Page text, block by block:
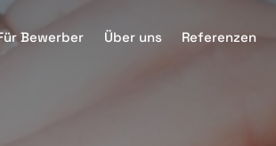
Bewerber Über uns Referenzen